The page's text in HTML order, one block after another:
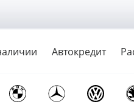
Автокредит